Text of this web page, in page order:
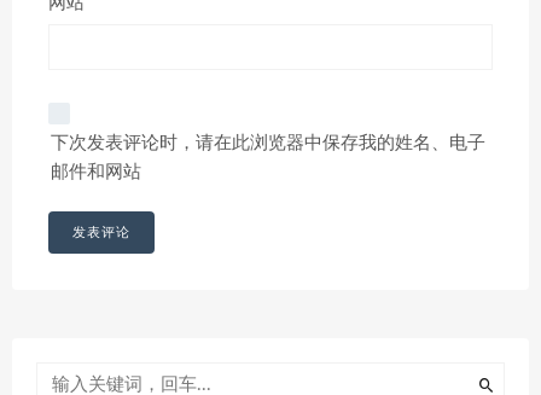
下次发表评论时，请在此浏览器中保存我的姓名、电子
邮件和网站